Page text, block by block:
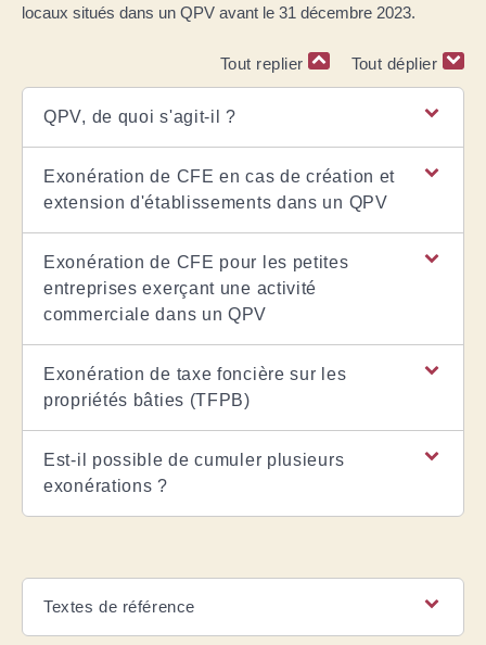
locaux situés dans un QPV avant le 31 décembre 2023.
Tout replier Tout déplier
QPV, de quoi s'agit-il ?
Exonération de CFE en cas de création et
extension d'établissements dans un QPV
Exonération de CFE pour les petites
entreprises exerçant une activité
commerciale dans un QPV
Exonération de taxe foncière sur les
propriétés bâties (TFPB)
Est-il possible de cumuler plusieurs
exonérations ?
Textes de référence